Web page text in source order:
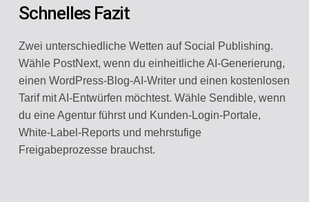
Schnelles Fazit
Zwei unterschiedliche Wetten auf Social Publishing.
Wähle PostNext, wenn du einheitliche AI-Generierung,
einen WordPress-Blog-AI-Writer und einen kostenlosen
Tarif mit AI-Entwürfen möchtest. Wähle Sendible, wenn
du eine Agentur führst und Kunden-Login-Portale,
White-Label-Reports und mehrstufige
Freigabeprozesse brauchst.